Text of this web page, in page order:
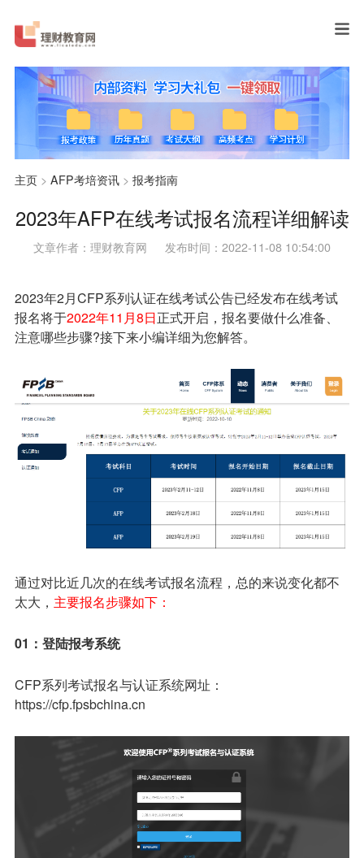
主页> AFP考培资讯> 报考指南
2023年AFP在线考试报名流程详细解读
文章作者：理财教育网 发布时间：2022-11-08 10:54:00
2023年2月CFP系列认证在线考试公告已经发布在线考试
报名将于2022年11月8日正式开启，报名要做什么准备、
注意哪些步骤?接下来小编详细为您解答。
通过对比近几次的在线考试报名流程，总的来说变化都不
太大， 主要报名步骤如下：
01：登陆报考系统
CFP系列考试报名与认证系统网址：
https://cfp.fpsbchina.cn